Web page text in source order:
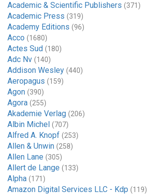
Academic & Scientific Publishers (371)
Academic Press (319)
Academy Editions (96)
Acco (1680)
Actes Sud (180)
Adc Nv (140)
Addison Wesley (440)
Aeropagus (159)
Agon (390)
Agora (255)
Akademie Verlag (206)
Albin Michel (707)
Alfred A. Knopf (253)
Allen & Unwin (258)
Allen Lane (305)
Allert de Lange (133)
Alpha (171)
Amazon Digital Services LLC - Kdp (119)